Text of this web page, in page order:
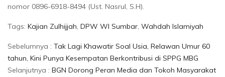
nomor 0896-6918-8494 (Ust. Nasrul, S.H).
Tags: Kajian Zulhijjah, DPW WI Sumbar, Wahdah Islamiyah
Sebelumnya : Tak Lagi Khawatir Soal Usia, Relawan Umur 60
tahun, Kini Punya Kesempatan Berkontribusi di SPPG MBG
Selanjutnya : BGN Dorong Peran Media dan Tokoh Masyarakat